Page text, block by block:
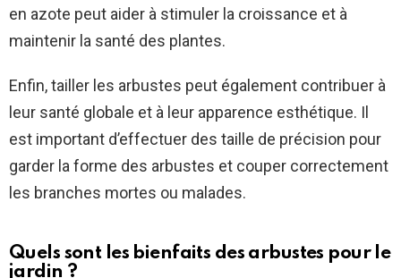
en azote peut aider à stimuler la croissance et à
maintenir la santé des plantes.
Enfin, tailler les arbustes peut également contribuer à
leur santé globale et à leur apparence esthétique. Il
est important d’effectuer des taille de précision pour
garder la forme des arbustes et couper correctement
les branches mortes ou malades.
Quels sont les bienfaits des arbustes pour le
jardin ?